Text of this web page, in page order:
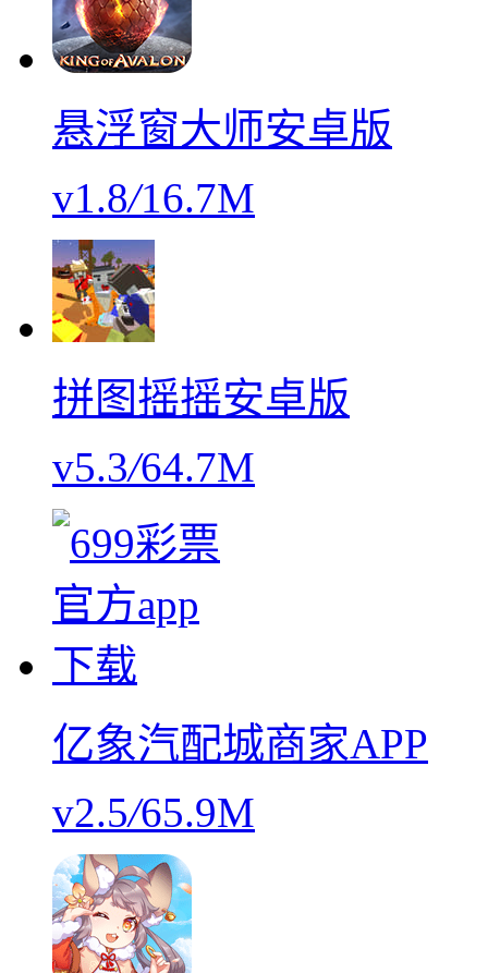
悬浮窗大师安卓版
v1.8/16.7M
拼图摇摇安卓版
v5.3/64.7M
亿象汽配城商家APP
v2.5/65.9M